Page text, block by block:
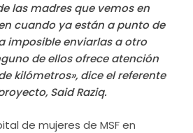
las madres que vemos en
cuando ya están a punto de
imposible enviarlas a otro
de ellos ofrece atención
kilómetros», dice el referente
Said Raziq.
de mujeres de MSF en